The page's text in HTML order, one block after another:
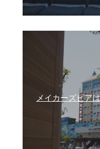
メイカーズピア